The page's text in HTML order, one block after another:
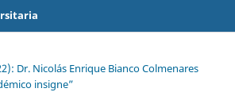
Dr. Nicolás Enrique Bianco Colmenares
insigne”